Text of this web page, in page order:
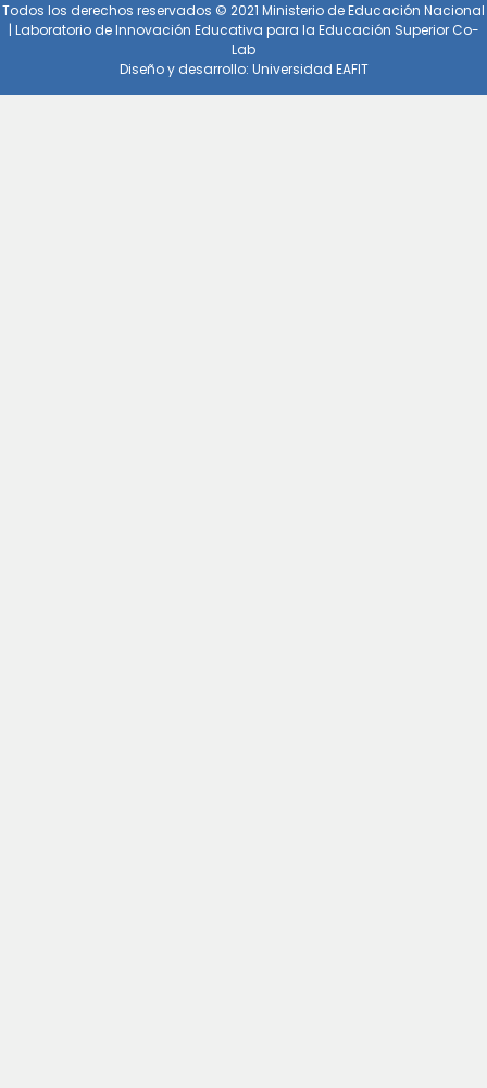
Todos los derechos reservados © 2021 Ministerio de Educación Nacional
| Laboratorio de Innovación Educativa para la Educación Superior Co-
Lab
Diseño y desarrollo: Universidad EAFIT